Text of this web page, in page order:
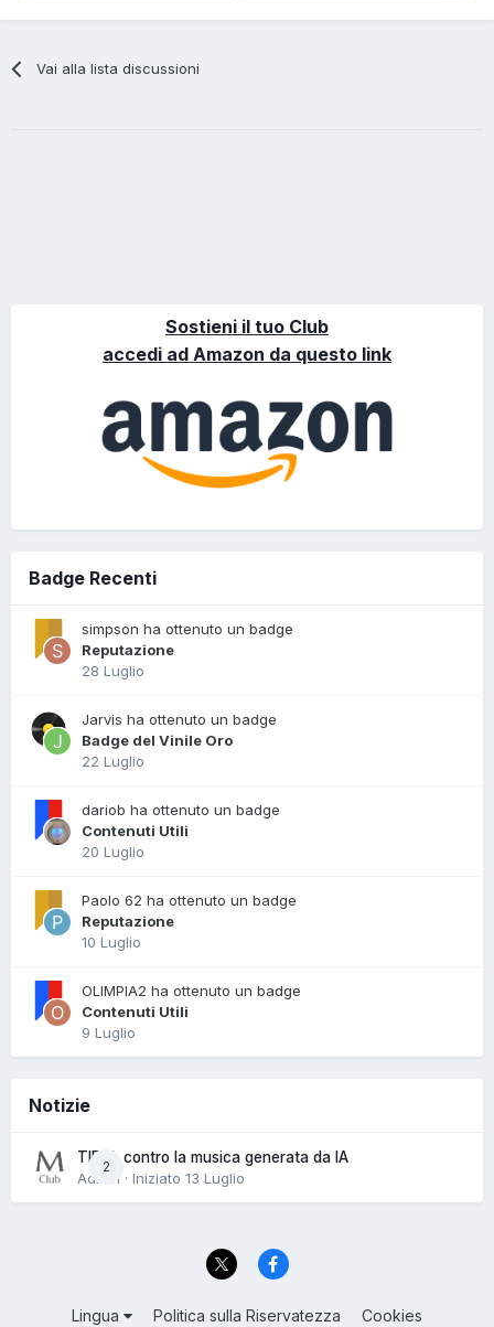
Vai alla lista discussioni
Sostieni il tuo Club
accedi ad Amazon da questo link
Badge Recenti
simpson ha ottenuto un badge
Reputazione
28 Luglio
Jarvis ha ottenuto un badge
Badge del Vinile Oro
22 Luglio
dariob ha ottenuto un badge
Contenuti Utili
20 Luglio
Paolo 62 ha ottenuto un badge
Reputazione
10 Luglio
OLIMPIA2 ha ottenuto un badge
Contenuti Utili
9 Luglio
Notizie
2
TIDAL contro la musica generata da IA
Admin · Iniziato 13 Luglio
Lingua Politica sulla Riservatezza Cookies